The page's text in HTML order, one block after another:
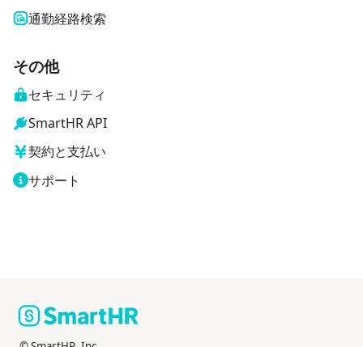
通勤経路検索
その他
セキュリティ
SmartHR API
契約と支払い
サポート